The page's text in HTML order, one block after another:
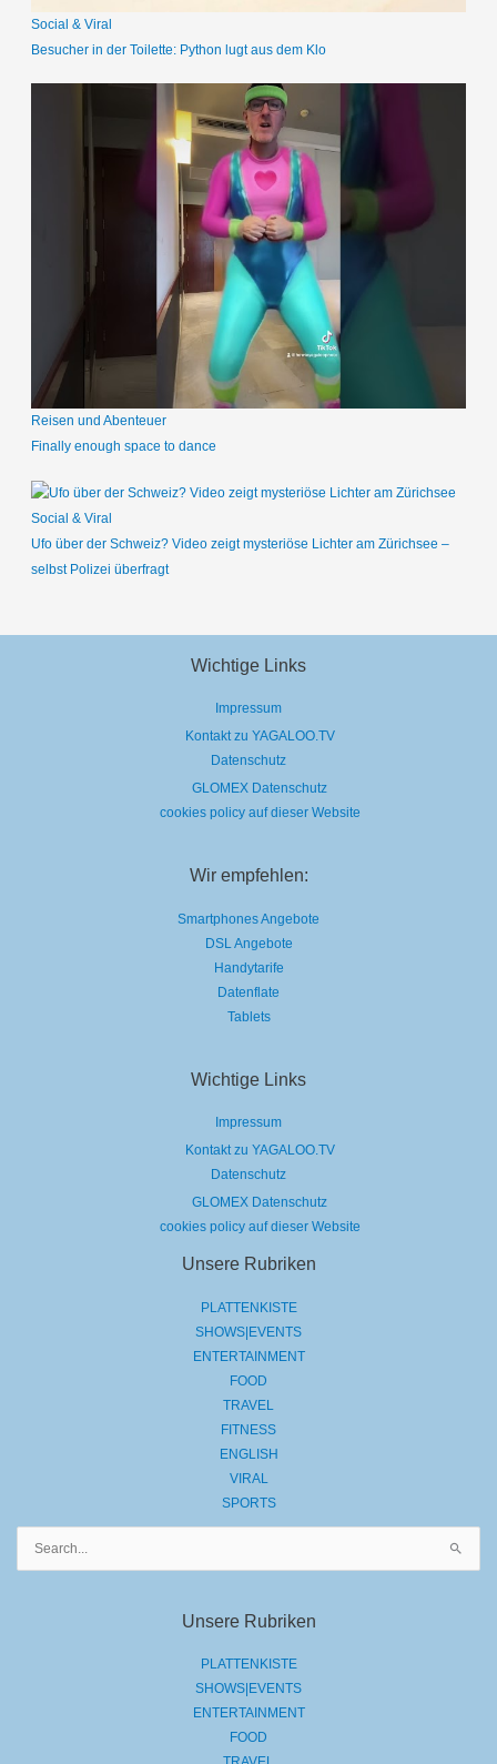
Social & Viral
Besucher in der Toilette: Python lugt aus dem Klo
Reisen und Abenteuer
Finally enough space to dance
Social & Viral
Ufo über der Schweiz? Video zeigt mysteriöse Lichter am Zürichsee –
selbst Polizei überfragt
Wichtige Links
Impressum
Kontakt zu YAGALOO.TV
Datenschutz
GLOMEX Datenschutz
cookies policy auf dieser Website
Wir empfehlen:
Smartphones Angebote
DSL Angebote
Handytarife
Datenflate
Tablets
Wichtige Links
Impressum
Kontakt zu YAGALOO.TV
Datenschutz
GLOMEX Datenschutz
cookies policy auf dieser Website
Unsere Rubriken
PLATTENKISTE
SHOWS|EVENTS
ENTERTAINMENT
FOOD
TRAVEL
FITNESS
ENGLISH
VIRAL
SPORTS
Unsere Rubriken
PLATTENKISTE
SHOWS|EVENTS
ENTERTAINMENT
FOOD